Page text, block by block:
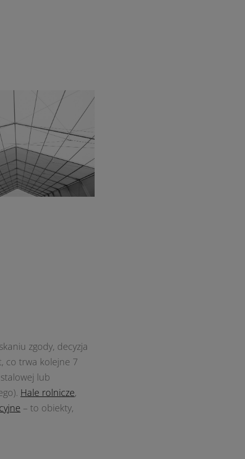
zgody, decyzja
co trwa kolejne 7
lub
Hale rolnicze,
– to obiekty,